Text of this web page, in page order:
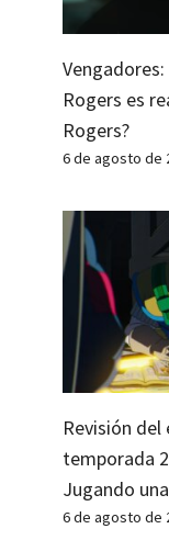
Rogers es
Rogers?
6 de agosto de
Revisión del
temporada
Jugando
6 de agosto de